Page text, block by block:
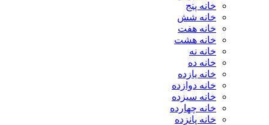
خانه پنج
خانه شش
خانه هفت
خانه هشت
خانه نه
خانه ده
خانه یازده
خانه دوازده
خانه سیزده
خانه چهارده
خانه پانزده